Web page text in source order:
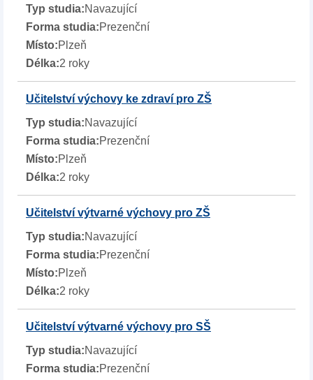
Navazující
Prezenční
Plzeň
2 roky
Učitelství výchovy ke zdraví pro ZŠ
Navazující
Prezenční
Plzeň
2 roky
Učitelství výtvarné výchovy pro ZŠ
Navazující
Prezenční
Plzeň
2 roky
Učitelství výtvarné výchovy pro SŠ
Navazující
Prezenční